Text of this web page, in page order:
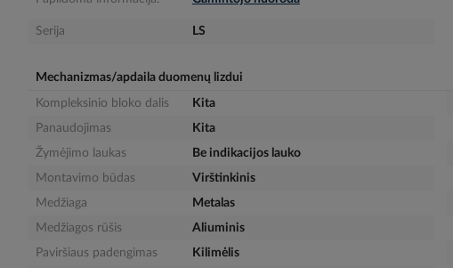
Serija LS
Mechanizmas/apdaila duomenų lizdui
Kompleksinio bloko dalis
Kita
Panaudojimas
Kita
Žymėjimo laukas
Be indikacijos lauko
Montavimo būdas
Virštinkinis
Medžiaga
Metalas
Medžiagos rūšis
Aliuminis
Paviršiaus padengimas
Kilimėlis